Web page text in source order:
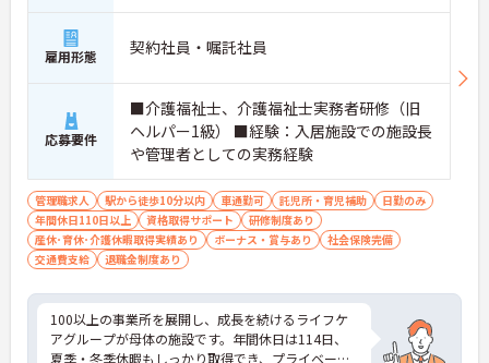
雇用形態 契約社員・嘱託社員
応募要件
■介護福祉士、介護福祉士実務者研修（旧
ヘルパー1級） ■経験：入居施設での施設長
や管理者としての実務経験
管理職求人 駅から徒歩10分以内 車通勤可 託児所・育児補助
日勤のみ
年間休日110日以上
資格取得サポート
研修制度あり
産休･育休･介護休暇取得実績あり
ボーナス・賞与あり
社会保険完備
交通費支給
退職金制度あり
100以上の事業所を展開し、成長を続けるライフケ
アグループが母体の施設です。年間休日は114日、
夏季・冬季休暇もしっかり取得でき、プライベート